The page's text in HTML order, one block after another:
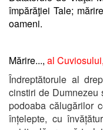
împărăţiei Tale;
oameni.
Mărire..., al
Îndreptătorule al
cinstiri de Dumnezeu
podoaba călugărilor
înțelepte, cu